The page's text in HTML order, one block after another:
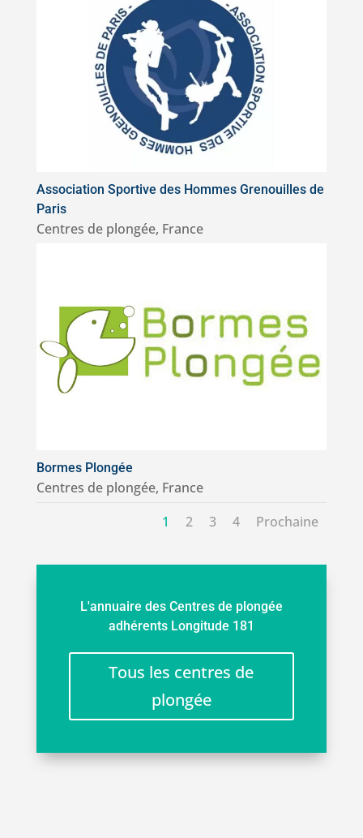
Association Sportive des Hommes Grenouilles de
Paris
Centres de plongée, France
Bormes Plongée
Centres de plongée, France
1
2 3 4 Prochaine
L'annuaire des Centres de plongée
adhérents Longitude 181
Tous les centres de
plongée